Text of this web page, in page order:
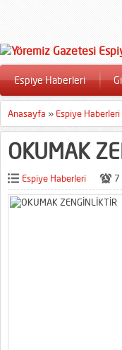
Espiye Haberleri
Anasayfa » Espiye Haberleri
OKUMAK
Espiye Haberleri 7